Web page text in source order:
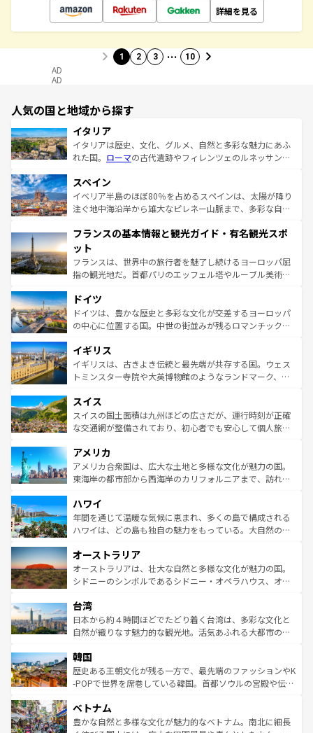
詳細を見る
1 2 3 … 10
AD
AD
人気の国と地域から探す
イタリア
イタリアは歴史、文化、グルメ、自然と多彩な魅力にあふ
れた国。 ローマの古代遺跡やフィレンツェのルネッサンス
ろん、トスカーナの美しい田園風景やアマルフィ海岸の絶
景など、自然景観も見逃せない。観光の合間には、本場の
ピザやパスタなど、絶品のイタリア料理を堪能することも
ませてくれるイタリアで、忘れられない旅をしてみよう！
なお、新着のイタリア情報は
しい。
スペイン
イベリア半島のほぼ80％を占めるスペインは、太陽が降り
注ぐ地中海沿岸から雄大なピレネー山脈まで、多彩な自然
文化が根付くこの国では、情熱的なフラメンコ、熱気あふ
れる闘牛、そして美味しいタパスが生活の一部となってい
る。首都マドリードの洗練された雰囲気や、バルセロナの
アートに溢れた街角から、地方では古代ローマ遺跡や中世
せる。地方によって風土や気候が異なるスペインはその個
性で訪れる人を魅了する。 なお、新着のスペイン情報は コ
ンテンツ一覧を参照してほしい。
フランスの基本情報と観光ガイド・有名観光スポ
ット
フランスは、世界中の旅行者を魅了し続けるヨーロッパ屈
指の観光地だ。首都パリのエッフェル塔やルーブル美術館
で、幅広い魅力が詰まっている。華麗な宮殿、歴史的な大
聖堂、美しいビーチ、そして豊かな自然が、訪れる者を心
から魅了する。また、フランスは美食の国としても知ら
いる。シャンパンの発祥地であるランス、プロヴァンスの
香り高いラベンダー畑など、多彩な楽しみ方が可能だ。さ
らに、パリ以外の地域にも魅力が溢れており、どの街角に
れる地方に足を運ぶとそれぞれで全く異なる文化を体験で
きるだろう。 なお、新着のフランス情報はコンテンツ一覧
を参照してほしい。
ドイツ
ドイツは、豊かな歴史と多彩な文化が交差するヨーロッパ
の中心に位置する国。中世の街並みが残るロマンチック街
顔を持つこの国は、どこを歩いても飽きることがない。ベ
ルリンの文化的活気、バイエルン州のアルプスの絶景、そ
してライン川沿いのワイン畑といった風景は必見。ビール
は、お酒好きな人にはぜひ体験してほしい。 なお、新着の
ドイツ情報はコンテンツ一覧を参照してほしい。
イギリス
イギリスは、古きよき伝統と最先端が共存する国。ウェス
トミンスター寺院や大英博物館のようなランドマーク、歴
リアごとに異なる魅力がある。また、優雅なアフタヌーン
ティー、ビール好きにはたまらない英国パブ、サッカー観
戦など、本場だからこそできる体験も豊富。イギリスを旅
ンツ一覧を参照してほしい。
スイス
スイスの国土面積は九州ほどの広さだが、運行時刻が正確
な交通網が整備されており、初心者でも安心して個人旅行
の建物がそのまま残る町や、スイスならではのユニークな
博物館もあり、アルプス観光だけでなく町歩きも満喫する
ことができる。国民の所得が高いため物価も高いが、旅行
ば市内交通費無料で観光を楽しむこともできる。 なお、新
着のスイス情報はコンテンツ一覧 を参照してほしい。
アメリカ
アメリカ合衆国は、広大な土地と多様な文化が魅力の国。
東海岸の都市部から西海岸のカリフォルニアまで、訪れる
のような巨大都市は、観光、ショッピング、エンターテイ
ンメントが詰まった刺激的なスポットだ。一方、アメリカ
西部には大自然が広がり、グランドキャニオンやイエロー
部のニューオーリンズでは、音楽と美食が融合した独特の
文化が魅力。旅行者はアメリカの各地域で異なる魅力を楽
しみながら、その多様性と豊かな歴史を感じることができ
ならではの贅沢な旅のスタイルだ。 なお、新着のアメリカ
情報はコンテンツ一覧を参照してほしい。
ハワイ
年間を通じて温暖な気候に恵まれ、多くの島で構成される
ハワイは、どの島も独自の魅力をもっている。大自然の神
ワイ島は見逃せない。また、定番の観光地といえばオアフ
島だが、静かな自然を求めるならマウイ島やカウアイ島が
おすすめ。エメラルドグリーンに輝く海をはじめ、豊かな
れるおもてなしの心で訪れる人々を迎えてくれるハワイの
人々、おいしいローカルフードやハワイアンミュージッ
ク、伝統的なフラダンスなど、すべてがハワイの魅力を彩
ワイを、存分に味わってほしい。 なお、新着のハワイ情報
はコンテンツ一覧を参照してほしい。
オーストラリア
オーストラリアは、壮大な自然と多様な文化が魅力の国。
シドニーのシンボルであるシドニー・オペラハウス、オー
リアリーフや大陸中央部にそびえるウルル（エアーズロッ
ク）、タスマニアの美しい原生林やケアンズの熱帯雨林な
ど、見どころがたくさん。また、カフェやワイン、オージ
いる。アクティビティも充実しており、サーフィンやダイ
ビング、ハイキングなど、アウトドア好きにはたまらな
い。オーストラリアの多彩な魅力を存分に味わいつくそ
参照してほしい。
台湾
日本から約４時間ほどでたどり着く台湾は、多彩な文化と
自然が織りなす魅力的な観光地。活気あふれる大都市の台
ン）、静ひつな山岳地帯である台湾東部など、都市の喧騒
と山間の静けさが共存しており、訪れる人に新しい発見と
驚きをもたらしてくれる。また、奥深い台湾の食文化も魅
容にもいいと評判のスイーツなど、バラエティ豊かな料理
が味わえる。 なお、新着の台湾情報は コンテンツ一覧を参
韓国
歴史ある王朝文化が残る一方で、最先端のファッションやK
-POPで世界を席巻している韓国。首都ソウルの宮殿や伝統
き、地方に足を延ばせば四季折々の自然美を楽しむことが
できる。そして、キムチや焼肉、絶品のストリートフード
ベトナム
豊かな自然と多様な文化が魅力的なベトナム。南北に細長